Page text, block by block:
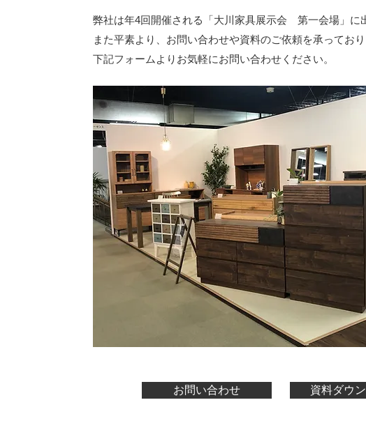
弊社は年4回開催される「大川家具展示会 第一会場」に
また平素より、お問い合わせや資料のご依頼を承っており
下記フォームよりお気軽にお問い合わせください。
お問い合わせ 資料ダウ